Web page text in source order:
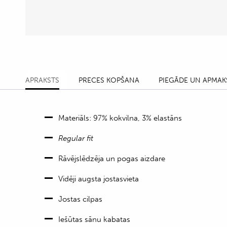
APRAKSTS PRECES KOPŠANA PIEGĀDE UN
Materiāls: 97% kokvilna, 3% elastāns
Regular fit
Rāvējslēdzēja un pogas aizdare
Vidēji augsta jostasvieta
Jostas cilpas
Iešūtas sānu kabatas